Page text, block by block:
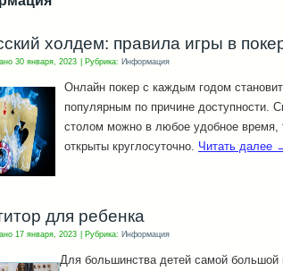
холдем: правила игры в
30 января, 2023 Рубрика: Информация
Онлайн покер с каждым годом
популярным по причине доступности.
столом можно в любое удобное время,
открыты круглосуточно. Читать далее
для ребенка
17 января, 2023 Рубрика: Информация
Для большинства детей самой большой